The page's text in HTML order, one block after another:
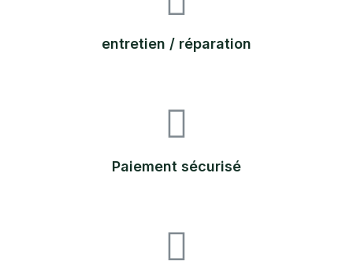
entretien / réparation
Paiement sécurisé